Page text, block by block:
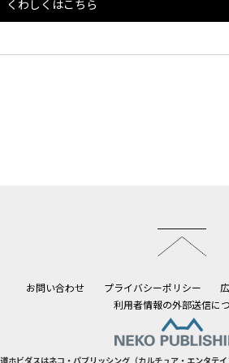
くわしくはこちら
お問い合わせ プライバシーポリシー
利用者情報の外部送信に
ホビダスはネコ・パブリッシング（カルチュア・エンタテ